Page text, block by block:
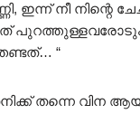
ഇന്ന് നീ നിന്റെ
പുറത്തുള്ളവരോടും
“
തന്നെ വിന